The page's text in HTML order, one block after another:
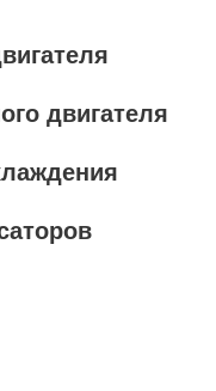
двигателя